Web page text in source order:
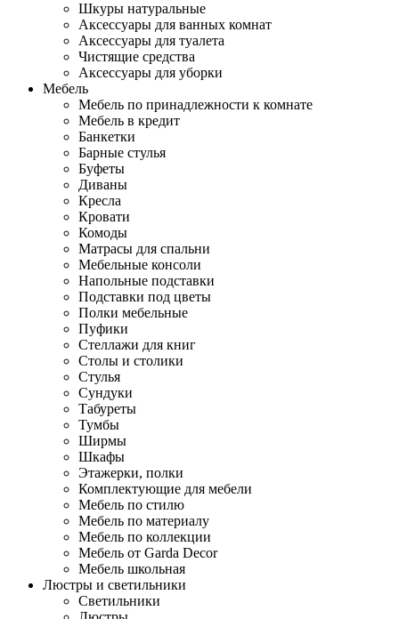
Шкуры натуральные
Аксессуары для ванных комнат
Аксессуары для туалета
Чистящие средства
Аксессуары для уборки
Мебель
Мебель по принадлежности к комнате
Мебель в кредит
Банкетки
Барные стулья
Буфеты
Диваны
Кресла
Кровати
Комоды
Матрасы для спальни
Мебельные консоли
Напольные подставки
Подставки под цветы
Полки мебельные
Пуфики
Стеллажи для книг
Столы и столики
Стулья
Сундуки
Табуреты
Тумбы
Ширмы
Шкафы
Этажерки, полки
Комплектующие для мебели
Мебель по стилю
Мебель по материалу
Мебель по коллекции
Мебель от Garda Decor
Мебель школьная
Люстры и светильники
Светильники